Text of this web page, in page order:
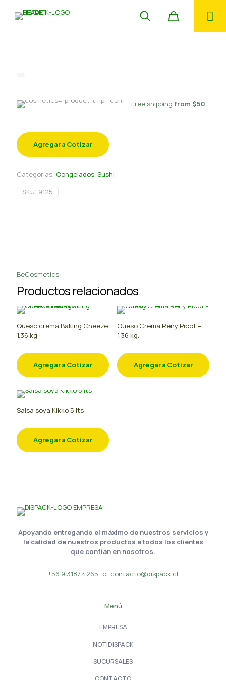
Free shipping from $50
Agregar a Cotizar
Categorías: Congelados, Sushi
SKU: 9125
BeCosmetics
Productos relacionados
Queso crema Baking Cheeze
1.36 kg
Agregar a Cotizar
Queso Crema Reny Picot –
1.36 kg.
Agregar a Cotizar
Salsa soya Kikko 5 lts
Agregar a Cotizar
Apoyando entregando el máximo de nuestros servicios y
la calidad de nuestros productos a todos los clientes
que confían en nosotros.
+56 9 3187 4265 o contacto@dispack.cl
Menú
EMPRESA
NOTIDISPACK
SUCURSALES